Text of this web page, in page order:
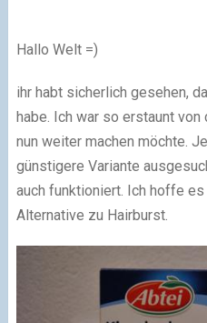
Hallo Welt =)
ihr habt sicherlich gesehen,
habe. Ich war so erstaunt
nun weiter machen möchte.
günstigere Variante
auch funktioniert. Ich hoffe
Alternative zu Hairburst.